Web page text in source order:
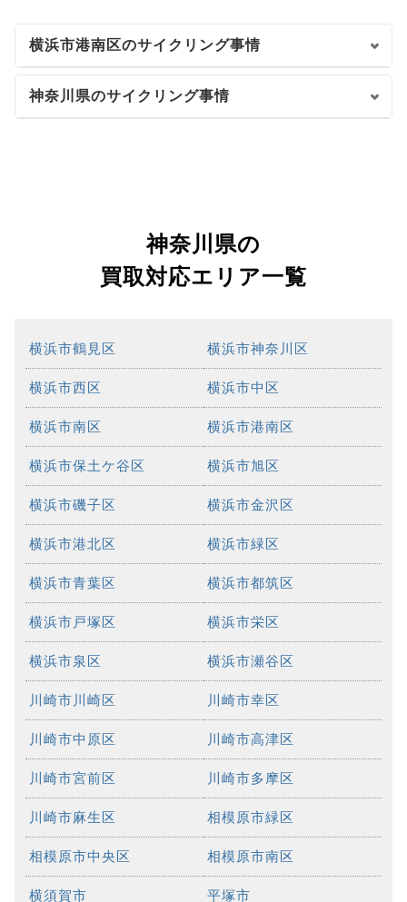
横浜市港南区のサイクリング事情
神奈川県のサイクリング事情
神奈川県の
買取対応エリア一覧
横浜市鶴見区 横浜市神奈川区
横浜市西区 横浜市中区
横浜市南区 横浜市港南区
横浜市保土ケ谷区 横浜市旭区
横浜市磯子区 横浜市金沢区
横浜市港北区 横浜市緑区
横浜市青葉区 横浜市都筑区
横浜市戸塚区 横浜市栄区
横浜市泉区 横浜市瀬谷区
川崎市川崎区 川崎市幸区
川崎市中原区 川崎市高津区
川崎市宮前区 川崎市多摩区
川崎市麻生区 相模原市緑区
相模原市中央区 相模原市南区
横須賀市 平塚市